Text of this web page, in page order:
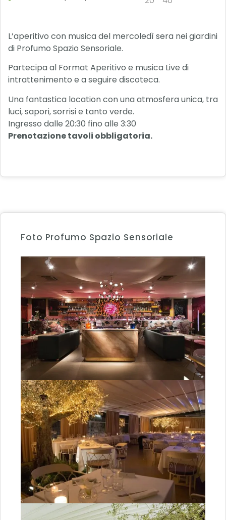
L’aperitivo con musica del mercoledì sera nei giardini
di Profumo Spazio Sensoriale.
Partecipa al Format Aperitivo e musica Live di
intrattenimento e a seguire discoteca.
Una fantastica location con una atmosfera unica, tra
luci, sapori, sorrisi e tanto verde.
Ingresso dalle 20:30 fino alle 3:30
Prenotazione tavoli obbligatoria.
Foto Profumo Spazio Sensoriale